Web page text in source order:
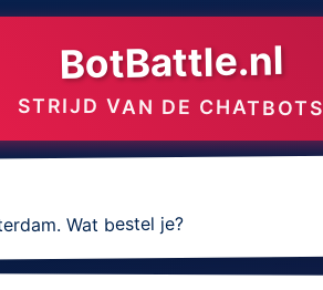
BotBattle.nl
STRIJD VAN DE CHATBOTS
Wat bestel je?